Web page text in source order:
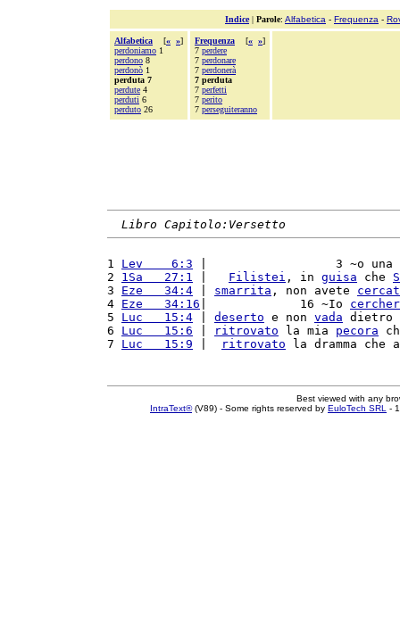
Indice| Parole: Alfabetica - Frequenza -
Alfabetica [« »]
perdoniamo 1
perdono 8
perdonò 1
perduta 7
perdute 4
perduti 6
perduto 26
Frequenza [« »]
7 perdere
7 perdonare
7 perdonerà
7 perduta
7 perfetti
7 perito
7 perseguiteranno
Libro Capitolo:Versetto
1 Lev    6:3 |                  3 ~o una
2 1Sa   27:1 Filistei , in guisa che
3 Eze   34:4 smarrita , non avete
4 Eze   34:16 |             16 ~Io
5 Luc   15:4 deserto e non vada
6 Luc   15:6 ritrovato la mia pecora
7 Luc   15:9 ritrovato la dramma che
Best viewed with any
IntraText®(V89) - Some rights reserved by EuloTech SRL -